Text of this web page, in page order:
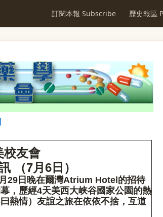
訂閱本報 Subscribe 歷史報區
校友會
（7月6日）
29日晚在爾灣Atrium Hotel的招待
，歷經4天美西大峡谷國家公園的熱
熱情）友誼之旅在依依不捨，互道